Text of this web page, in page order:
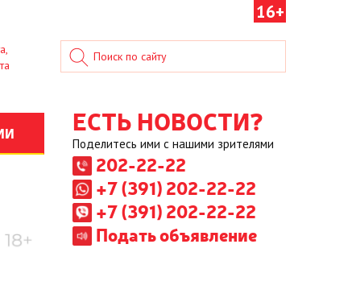
16+
ЕСТЬ НОВОСТИ?
Поделитесь ими с нашими зрителями
202-22-22
+7 (391) 202-22-22
+7 (391) 202-22-22
Подать объявление